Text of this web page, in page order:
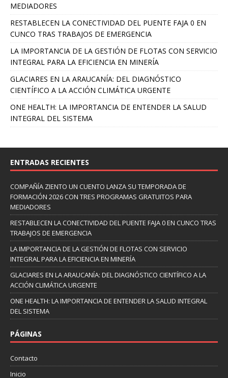
MEDIADORES
RESTABLECEN LA CONECTIVIDAD DEL PUENTE FAJA 0 EN
CUNCO TRAS TRABAJOS DE EMERGENCIA
LA IMPORTANCIA DE LA GESTIÓN DE FLOTAS CON SERVICIO
INTEGRAL PARA LA EFICIENCIA EN MINERÍA
GLACIARES EN LA ARAUCANÍA: DEL DIAGNÓSTICO
CIENTÍFICO A LA ACCIÓN CLIMÁTICA URGENTE
ONE HEALTH: LA IMPORTANCIA DE ENTENDER LA SALUD
INTEGRAL DEL SISTEMA
ENTRADAS RECIENTES
COMPAÑÍA ZIENTO UN CUENTO LANZA SU TEMPORADA DE
FORMACIÓN 2026 CON TRES PROGRAMAS GRATUITOS PARA
MEDIADORES
RESTABLECEN LA CONECTIVIDAD DEL PUENTE FAJA 0 EN CUNCO TRAS
TRABAJOS DE EMERGENCIA
LA IMPORTANCIA DE LA GESTIÓN DE FLOTAS CON SERVICIO
INTEGRAL PARA LA EFICIENCIA EN MINERÍA
GLACIARES EN LA ARAUCANÍA: DEL DIAGNÓSTICO CIENTÍFICO A LA
ACCIÓN CLIMÁTICA URGENTE
ONE HEALTH: LA IMPORTANCIA DE ENTENDER LA SALUD INTEGRAL
DEL SISTEMA
PÁGINAS
Contacto
Inicio